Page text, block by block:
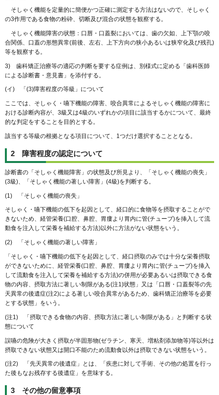
そしゃく機能を定量的に簡便かつ正確に測定する方法はないので、そしゃく
の3作用である食物の粉砕、切断及び混合の状態を観察する。
そしゃく機能障害の状態：口唇・口蓋裂においては、歯の欠如、上下顎の咬
合関係、口蓋の形態異常(前後、左右、上下方向の狭小あるいは狭窄化及び残孔)
等を観察する。
3) 歯科矯正治療等の適応の判断を要する症例は、別様式に定める「歯科医師
による診断書・意見書」を添付する。
(イ) 「(3)障害程度の等級」について
ここでは、そしゃく・嚥下機能の障害、咬合異常によるそしゃく機能の障害に
おける診断内容が、3級又は4級のいずれかの項目に該当するかについて、最終
的な判定をすることを目的とする。
該当する等級の根拠となる項目について、1つだけ選択することとなる。
2 障害程度の認定について
診断書の「そしゃく機能障害」の状態及び所見より、「そしゃく機能の喪失」
(3級)、「そしゃく機能の著しい障害」(4級)を判断する。
(1) 「そしゃく機能の喪失」
そしゃく・嚥下機能の低下を起因として、経口的に食物等を摂取することがで
きないため、経管栄養(口腔、鼻腔、胃瘻より胃内に管(チューブ)を挿入して流
動食を注入して栄養を補給する方法)以外に方法がない状態をいう。
(2) 「そしゃく機能の著しい障害」
「そしゃく・嚥下機能の低下を起因として、経口摂取のみでは十分な栄養摂取
ができないために、経管栄養(口腔、鼻腔、胃瘻より胃内に管(チューブ)を挿入
して流動食を注入して栄養を補給する方法)の併用が必要あるいは摂取できる食
物の内容、摂取方法に著しい制限がある(注1)状態」又は「口唇・口蓋裂等の先
天異常の後遺症(注2)による著しい咬合異常があるため、歯科矯正治療等を必要
とする状態」をいう。
(注1) 「摂取できる食物の内容、摂取方法に著しい制限がある」と判断する状
態について
誤嚥の危険が大きく摂取が半固形物(ゼラチン、寒天、増粘剤添加物等)等以外は
摂取できない状態又は開口不能のため流動食以外は摂取できない状態をいう。
(注2) 「先天異常の後遺症」とは、「疾患に対して手術、その他の処置を行っ
た後もなお残存する後遺症」を意味する。
3 その他の留意事項